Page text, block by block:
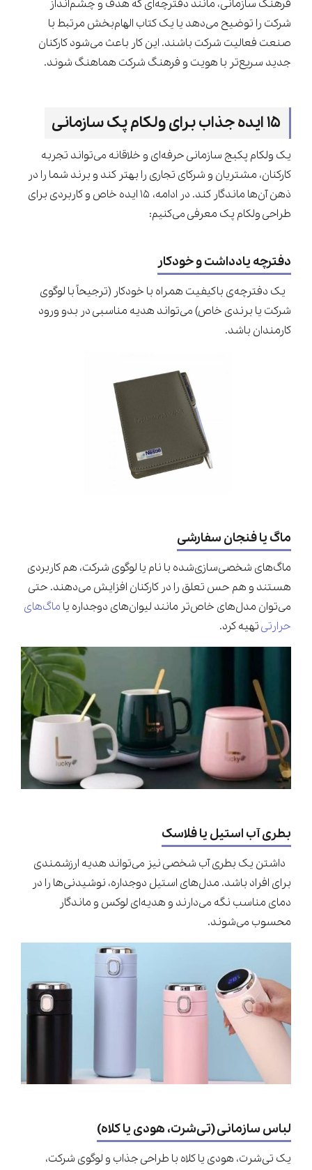
فرهنگ سازمانی، مانند دفترچه‌ای که هدف و چشم‌انداز
شرکت را توضیح می‌دهد یا یک کتاب الهام‌بخش مرتبط با
صنعت فعالیت شرکت باشند. این کار باعث می‌شود کارکنان
جدید سریع‌تر با هویت و فرهنگ شرکت هماهنگ شوند.
۱۵ ایده جذاب برای ولکام پک سازمانی
یک ولکام پکبج سازمانی حرفه‌ای و خلاقانه می‌تواند تجربه
کارکنان، مشتریان و شرکای تجاری را بهتر کند و برند شما را در
ذهن آن‌ها ماندگار کند. در ادامه، ۱۵ ایده خاص و کاربردی برای
طراحی ولکام پک معرفی می‌کنیم:
دفترچه یادداشت و خودکار
یک دفترچه‌ی باکیفیت همراه با خودکار (ترجیحاً با لوگوی
شرکت یا برندی خاص) می‌تواند هدیه مناسبی در بدو ورود
کارمندان باشد.
ماگ یا فنجان سفارشی
ماگ‌های شخصی‌سازی‌شده با نام یا لوگوی شرکت، هم کاربردی
هستند و هم حس تعلق را در کارکنان افزایش می‌دهند. حتی
می‌توان مدل‌های خاص‌تر مانند لیوان‌های دوجداره یا ماگ‌های
حرارتیتهیه کرد.
بطری آب استیل یا فلاسک
داشتن یک بطری آب شخصی نیز می‌تواند هدیه ارزشمندی
برای افراد باشد. مدل‌های استیل دوجداره، نوشیدنی‌ها را در
دمای مناسب نگه می‌دارند و هدیه‌ای لوکس و ماندگار
محسوب می‌شوند.
لباس سازمانی (تی‌شرت، هودی یا کلاه)
یک تی‌شرت، هودی یا کلاه با طراحی جذاب و لوگوی شرکت،